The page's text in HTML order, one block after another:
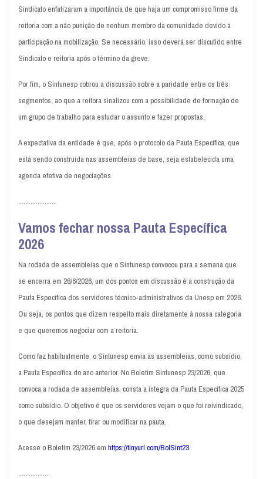
Sindicato enfatizaram a importância de que haja um compromisso firme da
reitoria com a não punição de nenhum membro da comunidade devido à
participação na mobilização. Se necessário, isso deverá ser discutido entre
Sindicato e reitoria após o término da greve.
Por fim, o Sintunesp cobrou a discussão sobre a paridade entre os três
segmentos, ao que a reitora sinalizou com a possibilidade de formação de
um grupo de trabalho para estudar o assunto e fazer propostas.
A expectativa da entidade é que, após o protocolo da Pauta Específica, que
está sendo construída nas assembleias de base, seja estabelecida uma
agenda efetiva de negociações.
......................
Vamos fechar nossa Pauta Específica
2026
Na rodada de assembleias que o Sintunesp convocou para a semana que
se encerra em 26/6/2026, um dos pontos em discussão é a construção da
Pauta Específica dos servidores técnico-administrativos da Unesp em 2026.
Ou seja, os pontos que dizem respeito mais diretamente à nossa categoria
e que queremos negociar com a reitoria.
Como faz habitualmente, o Sintunesp envia às assembleias, como subsídio,
a Pauta Específica do ano anterior. No Boletim Sintunesp 23/2026, que
convoca a rodada de assembleias, consta a íntegra da Pauta Específica 2025
como subsídio. O objetivo é que os servidores vejam o que foi reivindicado,
o que desejam manter, tirar ou modificar na pauta.
Acesse o Boletim 23/2026 em https://tinyurl.com/BolSint23
.................